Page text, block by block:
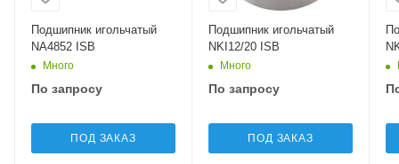
Подшипник игольчатый
NA4852 ISB
Много
По запросу
ПОД ЗАКАЗ
Подшипник игольчатый
NKI12/20 ISB
Много
По запросу
ПОД ЗАКАЗ